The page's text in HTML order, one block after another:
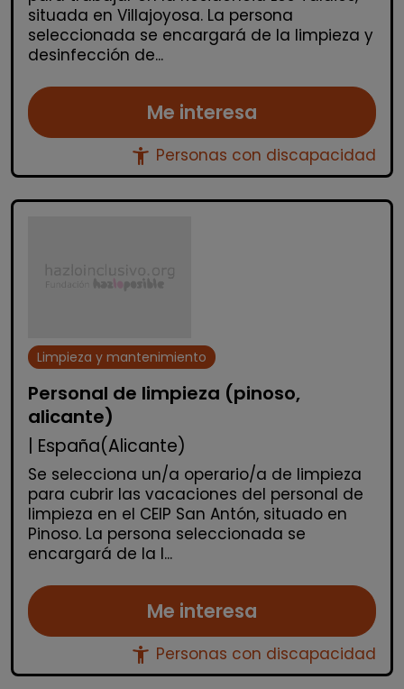
situada en Villajoyosa. La persona
seleccionada se encargará de la limpieza y
desinfección de...
Me interesa
accessibility_new Personas con discapacidad
Limpieza y mantenimiento
Personal de limpieza (pinoso,
alicante)
| España(Alicante)
Se selecciona un/a operario/a de limpieza
para cubrir las vacaciones del personal de
limpieza en el CEIP San Antón, situado en
Pinoso. La persona seleccionada se
encargará de la l...
Me interesa
accessibility_new Personas con discapacidad